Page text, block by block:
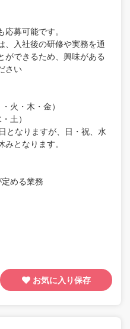
募可能です。
、入社後の研修や実務を通
ができるため、興味がある
さい
火・木・金）
土）
となりますが、日・祝、水
となります。
める業務
お気に入り保存